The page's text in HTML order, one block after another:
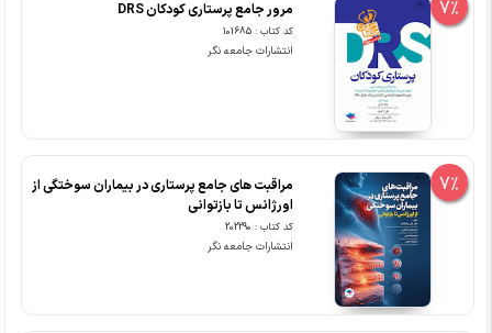
7% مرور جامع پرستاری کودکان DRS
کد کتاب : 101685
انتشارات جامعه نگر
7%
مراقبت های جامع پرستاری در بیماران سوختگی از
اورژانس تا بازتوانی
کد کتاب : 202290
انتشارات جامعه نگر